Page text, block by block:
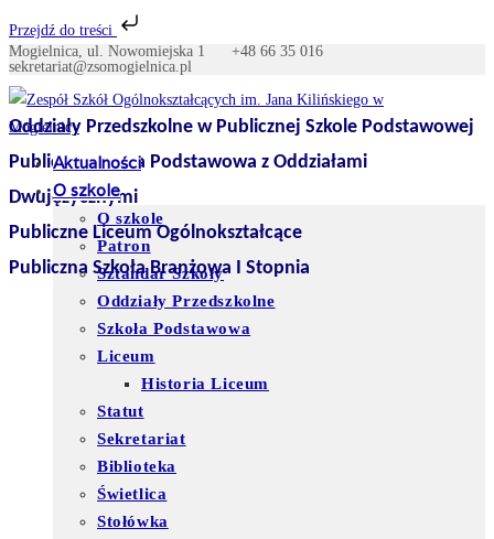
Przejdź do treści
Skip
to
content
Mogielnica, ul. Nowomiejska 1 +48 66 35 016
sekretariat@zsomogielnica.pl
Oddziały Przedszkolne w Publicznej Szkole Podstawowej
Publiczna Szkoła Podstawowa z Oddziałami
Dwujęzycznymi
Publiczne Liceum Ogólnokształcące
Publiczna Szkoła Branżowa I Stopnia
Aktualności
O szkole
O szkole
Patron
Sztandar Szkoły
Oddziały Przedszkolne
Szkoła Podstawowa
Liceum
Historia Liceum
Statut
Sekretariat
Biblioteka
Świetlica
Stołówka